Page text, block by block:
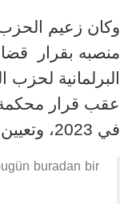
وكان زعيم
منصبه بقرار
البرلمانية
عقب قرار محكمة
في 2023، وتعيين كليجدار أوغلو رئيسا للحزب.
buradan bir